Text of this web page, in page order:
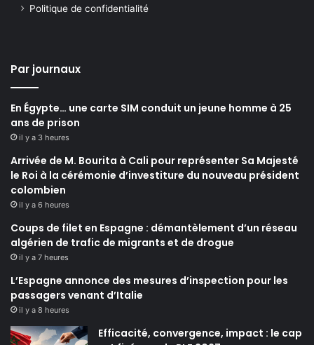
Politique de confidentialité
Par journaux
En Égypte… une carte SIM conduit un jeune homme à 25
ans de prison
il y a 3 heures
Arrivée de M. Bourita à Cali pour représenter Sa Majesté
le Roi à la cérémonie d’investiture du nouveau président
colombien
il y a 6 heures
Coups de filet en Espagne : démantèlement d’un réseau
algérien de trafic de migrants et de drogue
il y a 7 heures
L’Espagne annonce des mesures d’inspection pour les
passagers venant d’Italie
il y a 8 heures
Efficacité, convergence, impact : le cap